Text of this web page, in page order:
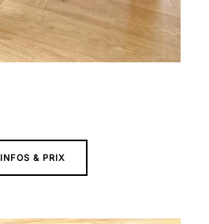
INFOS & PRIX